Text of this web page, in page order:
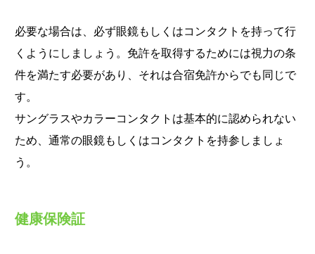
必要な場合は、必ず眼鏡もしくはコンタクトを持って行
くようにしましょう。免許を取得するためには視力の条
件を満たす必要があり、それは合宿免許からでも同じで
す。
サングラスやカラーコンタクトは基本的に認められない
ため、通常の眼鏡もしくはコンタクトを持参しましょ
う。
健康保険証